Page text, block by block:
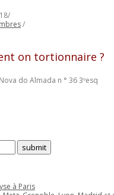
/
/
on tortionnaire ?
do Almada n ° 36 3ºesq
à Paris